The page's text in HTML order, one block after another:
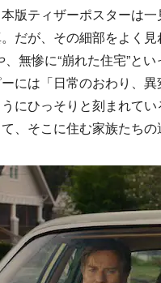
版ティザーポスターは
だが、その細部をよく
、無惨に“崩れた住宅”と
には「日常のおわり、
にひっそりと刻まれて
、そこに住む家族たちの